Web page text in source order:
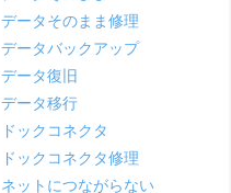
データそのまま修理
データバックアップ
データ復旧
データ移行
ドックコネクタ
ドックコネクタ修理
ネットにつながらない